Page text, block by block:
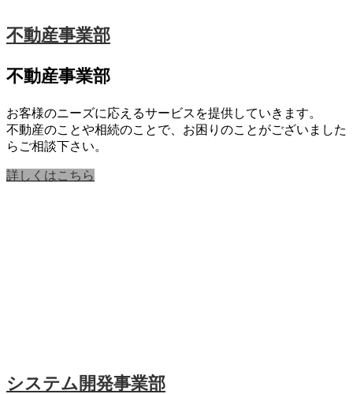
不動産事業部
不動産事業部
お客様のニーズに応えるサービスを提供していきます。
不動産のことや相続のことで、お困りのことがございました
らご相談下さい。
詳しくはこちら
システム開発事業部